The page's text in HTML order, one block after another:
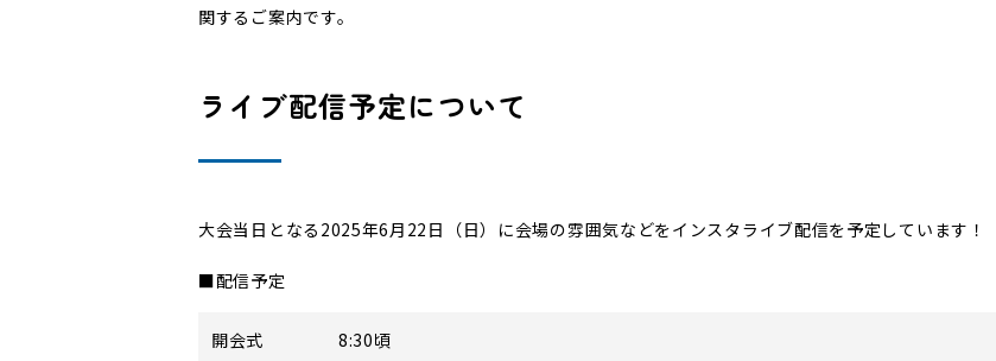
関するご案内です。
ライブ配信予定について
大会当日となる2025年6月22日（日）に会場の雰囲気などをインスタライブ配信を予定しています！
■配信予定
開会式 8:30頃